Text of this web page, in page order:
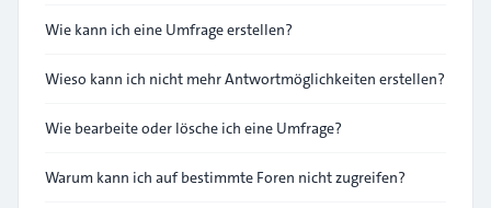
Wie kann ich eine Umfrage erstellen?
Wieso kann ich nicht mehr Antwortmöglichkeiten erstellen?
Wie bearbeite oder lösche ich eine Umfrage?
Warum kann ich auf bestimmte Foren nicht zugreifen?